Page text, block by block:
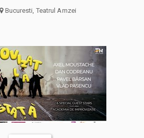
Bucuresti, Teatrul Amzei